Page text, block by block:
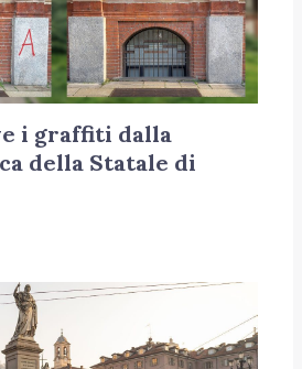
i graffiti dalla
della Statale di